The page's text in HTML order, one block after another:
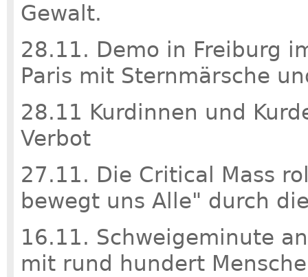
Gewalt.
28.11. Demo in Freiburg
Paris mit Sternmärsche
28.11 Kurdinnen und
Verbot
27.11. Die Critical Mass
bewegt uns Alle" durch
16.11. Schweigeminute
mit rund hundert